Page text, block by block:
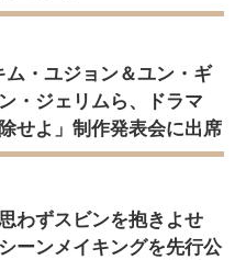
ム・ユジョン＆ユン・ギ
・ジェリムら、ドラマ
せよ」制作発表会に出席
わずスビンを抱きよせ
ーンメイキングを先行公